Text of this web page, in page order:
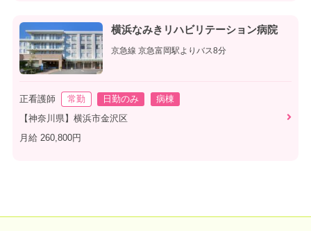
横浜なみきリハビリテーション病院
京急線 京急富岡駅よりバス8分
正看護師 常勤 日勤のみ
病棟
【神奈川県】横浜市金沢区
月給 260,800円